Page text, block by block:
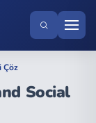
Çöz
Social